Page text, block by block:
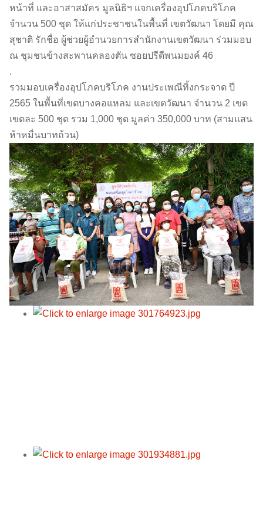
หน้าที่ และอาสาสมัคร มูลนิธิฯ แจกเครื่องอุปโภคบริโภค
จำนวน 500 ชุด ให้แก่ประชาชนในพื้นที่ เขตวัฒนา โดยมี คุณ
สุชาติ รักชื่อ ผู้ช่วยผู้อำนวยการสำนักงานเขตวัฒนา ร่วมมอบ
ณ ชุมชนข้างสะพานคลองตัน ซอยปรีดีพนมยงค์ 46
.
รวมมอบเครื่องอุปโภคบริโภค งานประเพณีทิ้งกระจาด ปี
2565 ในพื้นที่เขตบางคอแหลม และเขตวัฒนา จำนวน 2 เขต
เขตละ 500 ชุด รวม 1,000 ชุด มูลค่า 350,000 บาท (สามแสน
ห้าหมื่นบาทถ้วน)